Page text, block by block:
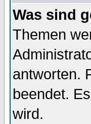
Was sind
Themen
antworten.
beendet.
wird.